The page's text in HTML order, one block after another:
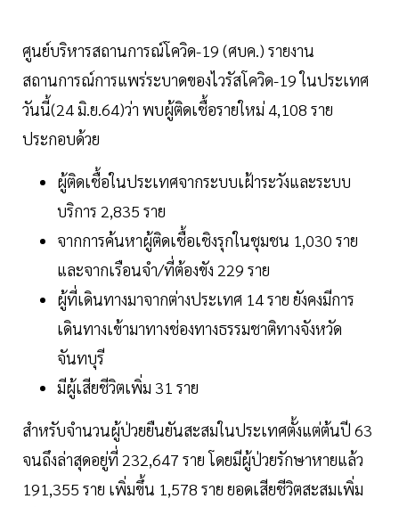
ศูนย์บริหารสถานการณ์โควิด-19 (ศบค.) รายงาน
สถานการณ์การแพร่ระบาดของไวรัสโควิด-19 ในประเทศ
วันนี้(24 มิ.ย.64)ว่า พบผู้ติดเชื้อรายใหม่ 4,108 ราย
ประกอบด้วย
ผู้ติดเชื้อในประเทศจากระบบเฝ้าระวังและระบบ
บริการ 2,835 ราย
จากการค้นหาผู้ติดเชื้อเชิงรุกในชุมชน 1,030 ราย
และจากเรือนจำ/ที่ต้องขัง 229 ราย
ผู้ที่เดินทางมาจากต่างประเทศ 14 ราย ยังคงมีการ
เดินทางเข้ามาทางช่องทางธรรมชาติทางจังหวัด
จันทบุรี
มีผู้เสียชีวิตเพิ่ม 31 ราย
สำหรับจำนวนผู้ป่วยยืนยันสะสมในประเทศตั้งแต่ต้นปี 63
จนถึงล่าสุดอยู่ที่ 232,647 ราย โดยมีผู้ป่วยรักษาหายแล้ว
191,355 ราย เพิ่มขึ้น 1,578 ราย ยอดเสียชีวิตสะสมเพิ่ม